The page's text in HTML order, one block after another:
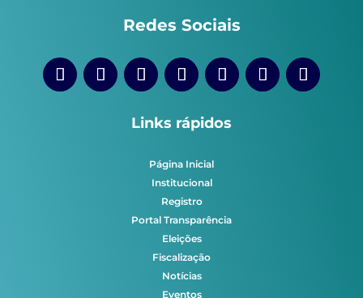
Redes Sociais
Links rápidos
Página Inicial
Institucional
Registro
Portal Transparência
Eleições
Fiscalização
Notícias
Eventos